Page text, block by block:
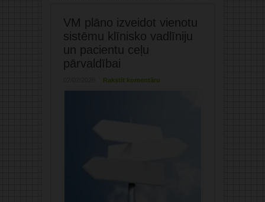
VM plāno izveidot vienotu
sistēmu klīnisko vadlīniju
un pacientu ceļu
pārvaldībai
Rakstīt komentāru